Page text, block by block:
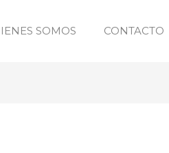
SOMOS CONTACTO